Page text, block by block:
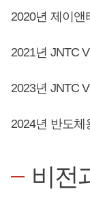
2020년 제이
2021년 JNTC
2023년 JNTC
2024년 반도
비전